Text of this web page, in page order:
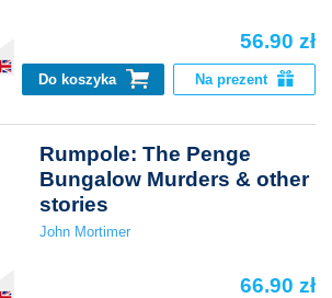
56.90 zł
Do koszyka Na prezent
Rumpole: The Penge
Bungalow Murders & other
stories
John Mortimer
66.90 zł